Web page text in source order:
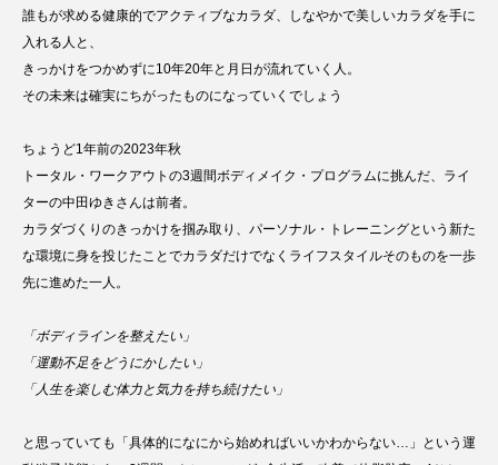
誰もが求める健康的でアクティブなカラダ、しなやかで美しいカラダを手に
入れる人と、
きっかけをつかめずに10年20年と月日が流れていく人。
その未来は確実にちがったものになっていくでしょう
ちょうど1年前の2023年秋
トータル・ワークアウトの3週間ボディメイク・プログラムに挑んだ、ライ
ターの中田ゆきさんは前者。
カラダづくりのきっかけを掴み取り、パーソナル・トレーニングという新た
な環境に身を投じたことでカラダだけでなくライフスタイルそのものを一歩
先に進めた一人。
「ボディラインを整えたい」
「運動不足をどうにかしたい」
「人生を楽しむ体力と気力を持ち続けたい」
と思っていても「具体的になにから始めればいいかわからない…」という運